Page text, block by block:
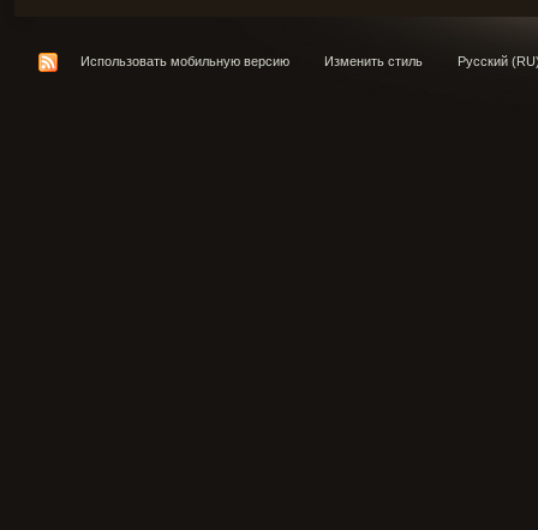
Использовать мобильную версию Изменить стиль Русский